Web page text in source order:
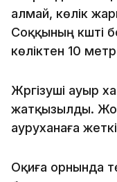
алмай, көлік
Соққының күшті
көліктен 10
Жүргізуші ауыр
жатқызылды.
ауруханаға
Оқиға орнында